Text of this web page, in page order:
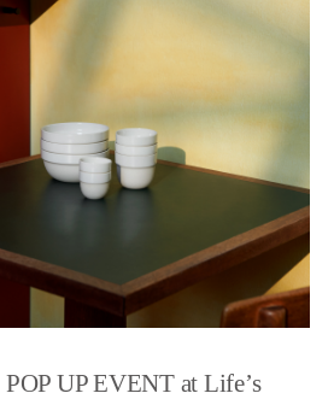
POP UP EVENT at Life’s